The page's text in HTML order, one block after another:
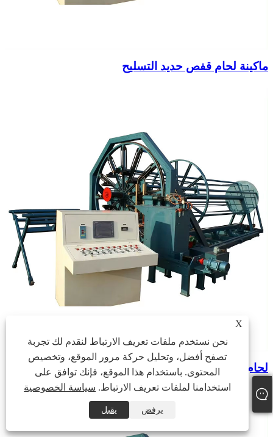
ماكينة لحام قفص حديد التسليح
لحام القفص
X
نحن نستخدم ملفات تعريف الارتباط لنقدم لك تجربة
تصفح أفضل، وتحليل حركة مرور الموقع، وتخصيص
المحتوى. باستخدام هذا الموقع، فإنك توافق على
استخدامنا لملفات تعريف الارتباط. سياسة الخصوصية
يرفض يقبل